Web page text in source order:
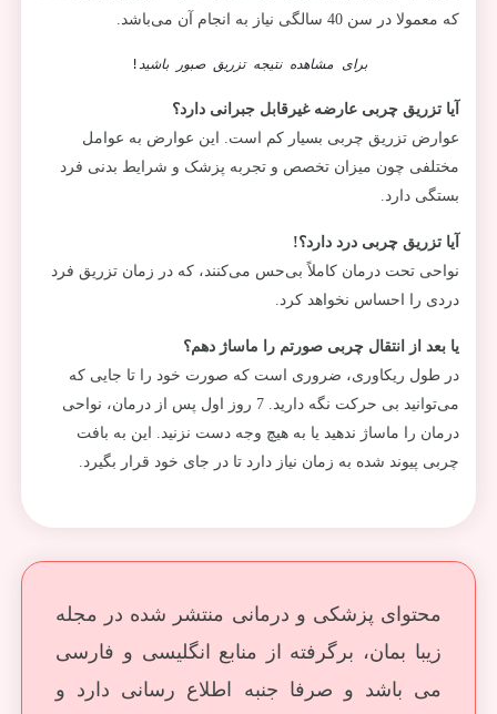
که معمولا در سن 40 سالگی نیاز به انجام آن می‌باشد.
برای مشاهده نتیجه تزریق صبور باشید !
آیا تزریق چربی عارضه غیرقابل جبرانی دارد؟
عوارض تزریق چربی بسیار کم است. این عوارض به عوامل
مختلفی چون میزان تخصص و تجربه پزشک و شرایط بدنی فرد
بستگی دارد.
آیا تزریق چربی درد دارد؟!
نواحی تحت درمان کاملاً بی‌حس می‌کنند، که در زمان تزریق فرد
دردی را احساس نخواهد کرد.
یا بعد از انتقال چربی صورتم را ماساژ دهم؟
در طول ریکاوری، ضروری است که صورت خود را تا جایی که
می‌توانید بی حرکت نگه دارید. 7 روز اول پس از درمان، نواحی
درمان را ماساژ ندهید یا به هیچ وجه دست نزنید. این به بافت
چربی پیوند شده به زمان نیاز دارد تا در جای خود قرار بگیرد.
محتوای پزشکی و درمانی منتشر شده در مجله
زیبا بمان، برگرفته از منابع انگلیسی و فارسی
می باشد و صرفا جنبه اطلاع رسانی دارد و